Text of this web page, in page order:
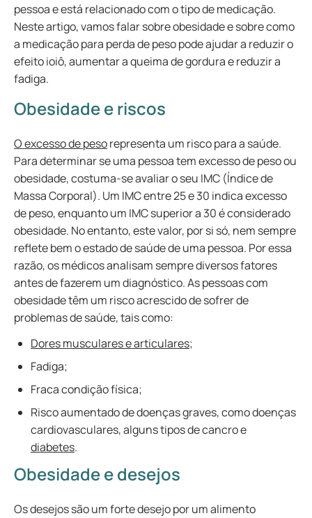
pessoa e está relacionado com o tipo de medicação.
Neste artigo, vamos falar sobre obesidade e sobre como
a medicação para perda de peso pode ajudar a reduzir o
efeito ioiô, aumentar a queima de gordura e reduzir a
fadiga.
Obesidade e riscos
O excesso de pesorepresenta um risco para a saúde.
Para determinar se uma pessoa tem excesso de peso ou
obesidade, costuma-se avaliar o seu IMC (Índice de
Massa Corporal). Um IMC entre 25 e 30 indica excesso
de peso, enquanto um IMC superior a 30 é considerado
obesidade. No entanto, este valor, por si só, nem sempre
reflete bem o estado de saúde de uma pessoa. Por essa
razão, os médicos analisam sempre diversos fatores
antes de fazerem um diagnóstico. As pessoas com
obesidade têm um risco acrescido de sofrer de
problemas de saúde, tais como:
Dores musculares e articulares;
Fadiga;
Fraca condição física;
Risco aumentado de doenças graves, como doenças
cardiovasculares, alguns tipos de cancro e
diabetes.
Obesidade e desejos
Os desejos são um forte desejo por um alimento